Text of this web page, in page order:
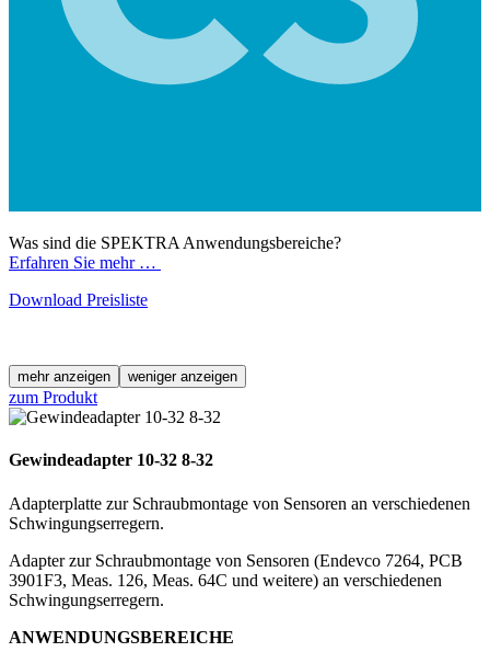
Was sind die SPEKTRA Anwendungsbereiche?
Erfahren Sie mehr …
Download Preisliste
mehr anzeigen weniger anzeigen
zum Produkt
Gewindeadapter 10-32 8-32
Adapterplatte zur Schraubmontage von Sensoren an verschiedenen
Schwingungserregern.
Adapter zur Schraubmontage von Sensoren (Endevco 7264, PCB
3901F3, Meas. 126, Meas. 64C und weitere) an verschiedenen
Schwingungserregern.
ANWENDUNGSBEREICHE